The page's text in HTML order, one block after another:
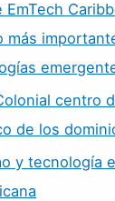
EmTech
más
centro
de los
y tecnología